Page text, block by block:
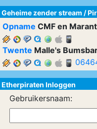
Geheime zender stream /
Opname CMF en
Twente Malle's
Etherpiraten Inloggen
Gebruikersnaam: